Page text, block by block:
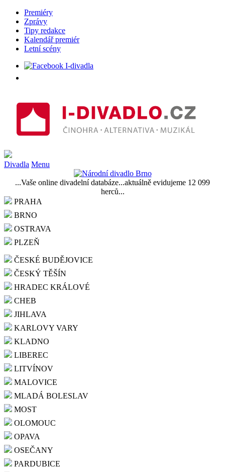
Premiéry
Zprávy
Tipy redakce
Kalendář premiér
Letní scény
Divadla Menu
...Vaše online divadelní databáze...aktuálně evidujeme 12 099
herců...
PRAHA
BRNO
OSTRAVA
PLZEŇ
ČESKÉ BUDĚJOVICE
ČESKÝ TĚŠÍN
HRADEC KRÁLOVÉ
CHEB
JIHLAVA
KARLOVY VARY
KLADNO
LIBEREC
LITVÍNOV
MALOVICE
MLADÁ BOLESLAV
MOST
OLOMOUC
OPAVA
OSEČANY
PARDUBICE